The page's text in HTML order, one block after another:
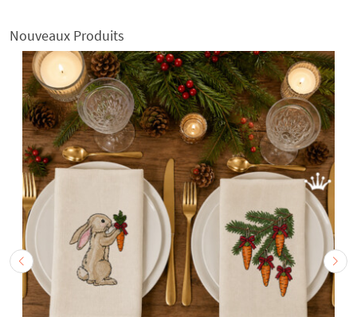
Nouveaux Produits